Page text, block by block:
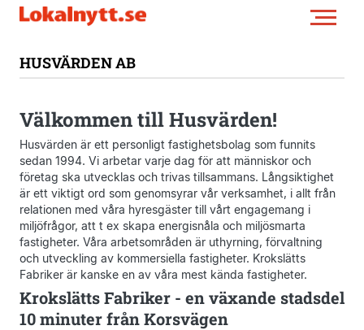
HUSVÄRDEN AB
Välkommen till Husvärden!
Husvärden är ett personligt fastighetsbolag som funnits
sedan 1994. Vi arbetar varje dag för att människor och
företag ska utvecklas och trivas tillsammans. Långsiktighet
är ett viktigt ord som genomsyrar vår verksamhet, i allt från
relationen med våra hyresgäster till vårt engagemang i
miljöfrågor, att t ex skapa energisnåla och miljösmarta
fastigheter. Våra arbetsområden är uthyrning, förvaltning
och utveckling av kommersiella fastigheter. Krokslätts
Fabriker är kanske en av våra mest kända fastigheter.
Krokslätts Fabriker - en växande stadsdel
10 minuter från Korsvägen